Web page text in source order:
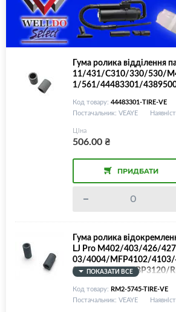
Гума ролика відділення
11/431/C310/330/530/
1/561/44483301/
Код товару: 44483301-TIRE-VE
Постачальник: VEAYE
Ціна
506.00₴
ПРИДБАТИ
Гума ролика
LJ Pro M402/403/426/
03/4004/MFP4102/
06/527/Canon LBP3120/
9
ПОКАЗАТИ ВСЕ
Код товару: RM2-5745-TIRE-VE
Постачальник: VEAYE